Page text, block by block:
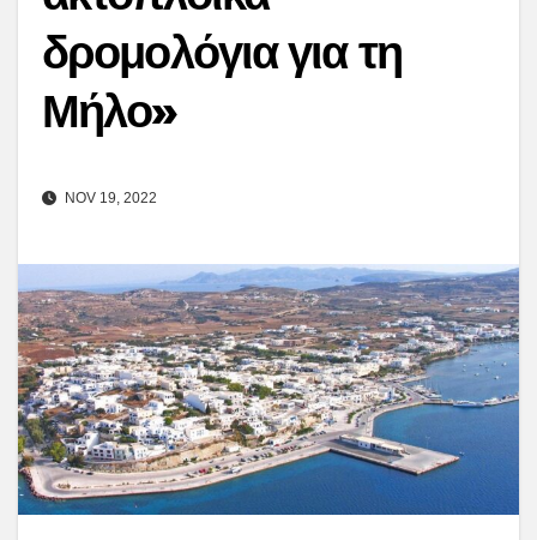
δρομολόγια για τη
Μήλο»
NOV 19, 2022